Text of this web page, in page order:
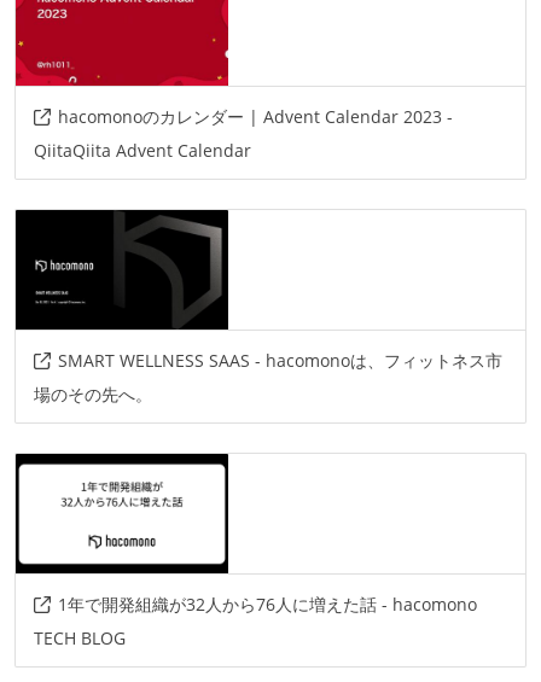
hacomonoのカレンダー | Advent Calendar 2023 -
QiitaQiita Advent Calendar
SMART WELLNESS SAAS - hacomonoは、フィットネス市
場のその先へ。
1年で開発組織が32人から76人に増えた話 - hacomono
TECH BLOG